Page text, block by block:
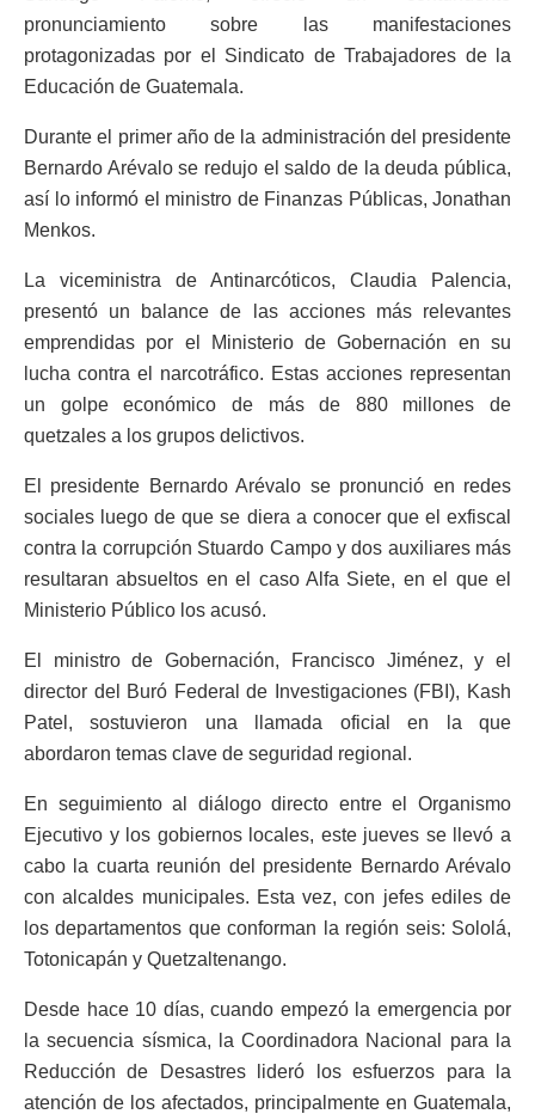
pronunciamiento sobre las manifestaciones
protagonizadas por el Sindicato de Trabajadores de la
Educación de Guatemala.
Durante el primer año de la administración del presidente
Bernardo Arévalo se redujo el saldo de la deuda pública,
así lo informó el ministro de Finanzas Públicas, Jonathan
Menkos.
La viceministra de Antinarcóticos, Claudia Palencia,
presentó un balance de las acciones más relevantes
emprendidas por el Ministerio de Gobernación en su
lucha contra el narcotráfico. Estas acciones representan
un golpe económico de más de 880 millones de
quetzales a los grupos delictivos.
El presidente Bernardo Arévalo se pronunció en redes
sociales luego de que se diera a conocer que el exfiscal
contra la corrupción Stuardo Campo y dos auxiliares más
resultaran absueltos en el caso Alfa Siete, en el que el
Ministerio Público los acusó.
El ministro de Gobernación, Francisco Jiménez, y el
director del Buró Federal de Investigaciones (FBI), Kash
Patel, sostuvieron una llamada oficial en la que
abordaron temas clave de seguridad regional.
En seguimiento al diálogo directo entre el Organismo
Ejecutivo y los gobiernos locales, este jueves se llevó a
cabo la cuarta reunión del presidente Bernardo Arévalo
con alcaldes municipales. Esta vez, con jefes ediles de
los departamentos que conforman la región seis: Sololá,
Totonicapán y Quetzaltenango.
Desde hace 10 días, cuando empezó la emergencia por
la secuencia sísmica, la Coordinadora Nacional para la
Reducción de Desastres lideró los esfuerzos para la
atención de los afectados, principalmente en Guatemala,